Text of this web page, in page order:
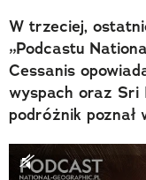
Newsletter
Cuda Polski
Wielki Konkurs
Trendbook Podróżniczy
W trzeciej,
„Podcastu
Cessanis
wyspach oraz Sri
podróżnik poznał